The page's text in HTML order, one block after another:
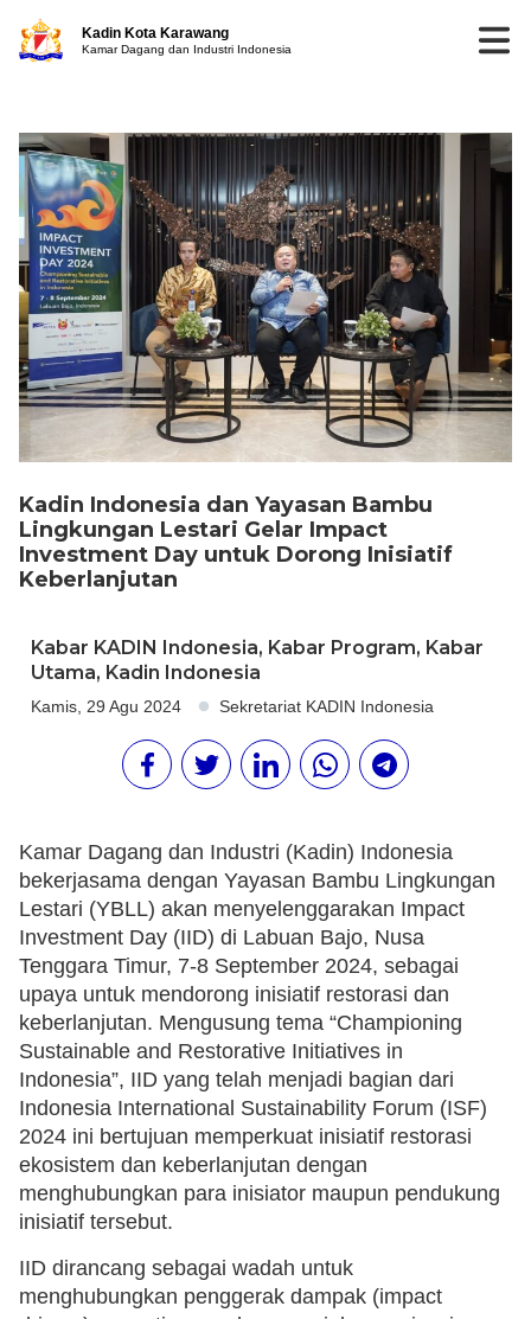
Kadin Kota Karawang
Kamar Dagang dan Industri Indonesia
Kadin Indonesia dan Yayasan Bambu
Lingkungan Lestari Gelar Impact
Investment Day untuk Dorong Inisiatif
Keberlanjutan
Kabar KADIN Indonesia, Kabar Program, Kabar
Utama, Kadin Indonesia
Kamis, 29 Agu 2024 Sekretariat KADIN Indonesia
Kamar Dagang dan Industri (Kadin) Indonesia
bekerjasama dengan Yayasan Bambu Lingkungan
Lestari (YBLL) akan menyelenggarakan Impact
Investment Day (IID) di Labuan Bajo, Nusa
Tenggara Timur, 7-8 September 2024, sebagai
upaya untuk mendorong inisiatif restorasi dan
keberlanjutan. Mengusung tema “Championing
Sustainable and Restorative Initiatives in
Indonesia”, IID yang telah menjadi bagian dari
Indonesia International Sustainability Forum (ISF)
2024 ini bertujuan memperkuat inisiatif restorasi
ekosistem dan keberlanjutan dengan
menghubungkan para inisiator maupun pendukung
inisiatif tersebut.
IID dirancang sebagai wadah untuk
menghubungkan penggerak dampak (impact